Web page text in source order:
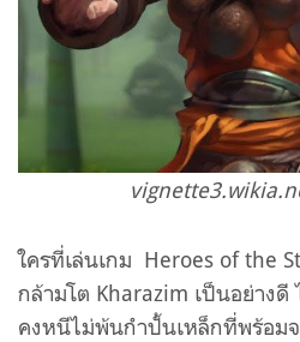
ใครที่เล่นเกม Heroes of the
กล้ามโต Kharazim เป็นอย่างดี
คงหนีไม่พ้นกำปั้นเหล็กที่พร้อมจ